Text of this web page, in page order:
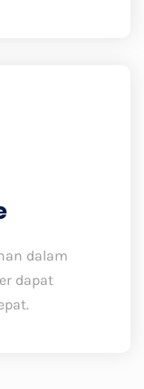
dalam
dapat